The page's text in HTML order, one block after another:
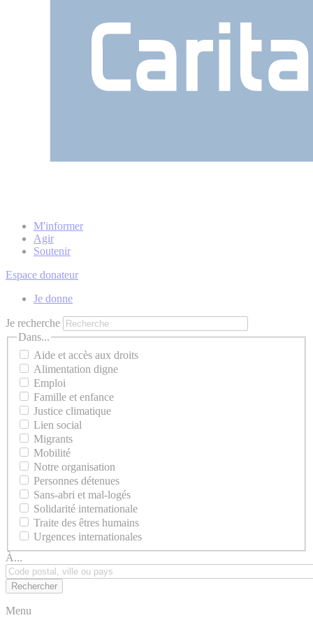
M'informer
Agir
Soutenir
Espace donateur
Je donne
Je recherche
Dans...
Aide et accès aux droits
Alimentation digne
Emploi
Famille et enfance
Justice climatique
Lien social
Migrants
Mobilité
Notre organisation
Personnes détenues
Sans-abri et mal-logés
Solidarité internationale
Traite des êtres humains
Urgences internationales
À...
Menu